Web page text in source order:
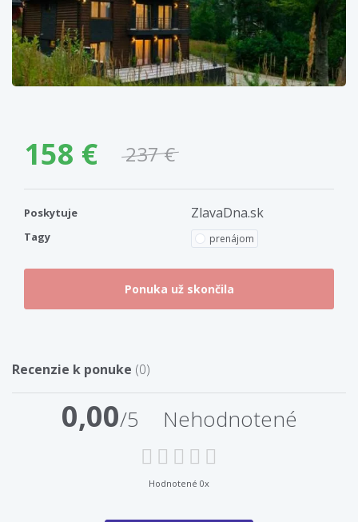
158 € 237 €
Poskytuje ZlavaDna.sk
Tagy prenájom
Recenzie k ponuke (0)
0,00/5 Nehodnotené
Hodnotené 0x